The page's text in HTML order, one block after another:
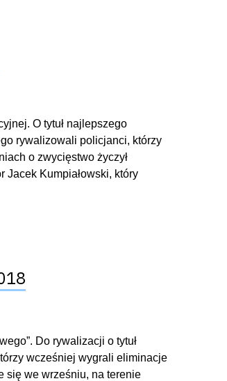
O tytuł najlepszego
rywalizowali policjanci, którzy
o zwycięstwo życzył
Jacek Kumpiałowski, który
Do rywalizacji o tytuł
wcześniej wygrali eliminacje
się we wrześniu, na terenie